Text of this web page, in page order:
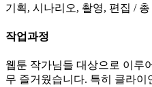
기획, 시나리오, 촬영, 편집 /
작업과정
웹툰 작가님들 대상으로 이루
무 즐거웠습니다. 특히 클라